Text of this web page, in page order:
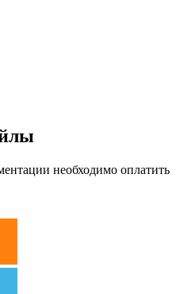
необходимо оплатить